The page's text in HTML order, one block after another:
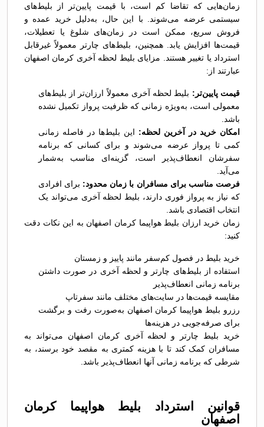
زمان‌هایی که تقاضا کم است، با قیمت پایین‌تر از بلیط‌های
سیستمی عرضه می‌شوند. با این حال، به‌دلیل خرید عمده و
فروش سریع، ممکن است در زمان‌های شلوغ یا تعطیلات،
قیمت‌ها افزایش یابد. همچنین، بلیط‌های چارتر معمولاً غیرقابل
استرداد یا تغییر هستند. مزایای بلیط لحظه آخری کرمان اصفهان
عبارتند از:
قیمت پایین‌تر: بلیط لحظه آخری معمولاً ارزان‌تر از بلیط‌های
معمولی است، به‌ویژه زمانی که ظرفیت پرواز تکمیل نشده
باشد.
امکان خرید در آخرین لحظه: این بلیط‌ها در فاصله زمانی
کمی تا پرواز عرضه می‌شوند و برای کسانی که برنامه
سفرشان انعطاف‌پذیر است، گزینه‌ای مناسب به‌شمار
می‌آید.
فرصت مناسب برای مسافران با زمان محدود: برای افرادی
که نیاز به پرواز فوری دارند، بلیط لحظه آخری می‌تواند یک
انتخاب اقتصادی باشد.
زمان خرید ارزان بلیط هواپیما کرمان اصفهان به این نکات دقت
کنید:
خرید بلیط در فصول کم‌سفر مانند پاییز و زمستان
استفاده از بلیط‌های چارتر و لحظه آخری در صورت داشتن
برنامه زمانی انعطاف‌پذیر
مقایسه قیمت‌ها در سایت‌های مختلف مانند سفرتاپ
رزرو بلیط هواپیما کرمان اصفهان به‌صورت رفت و برگشت
برای صرفه‌جویی در هزینه‌ها
خرید بلیط چارتر و لحظه آخری کرمان اصفهان می‌تواند به
مسافران کمک کند تا با هزینه کمتری به مقصد خود برسند، به
شرطی که برنامه زمانی آنها انعطاف‌پذیر باشد.
قوانین استرداد بلیط هواپیما کرمان
اصفهان